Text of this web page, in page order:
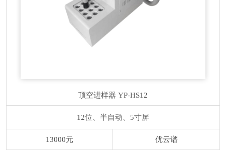
顶空进样器 YP-HS12
12位、半自动、5寸屏
13000元 优云谱